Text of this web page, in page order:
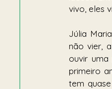
vivo, eles
Júlia
não vier,
ouvir
primeiro
tem